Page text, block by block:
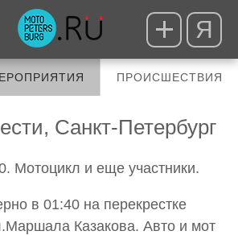
Я
ПРОИСШЕСТВИЯ
Санкт-Петербург
Мотоцикл и еще участники.
в 01:40 на перекрестке
Казакова. Авто и мот